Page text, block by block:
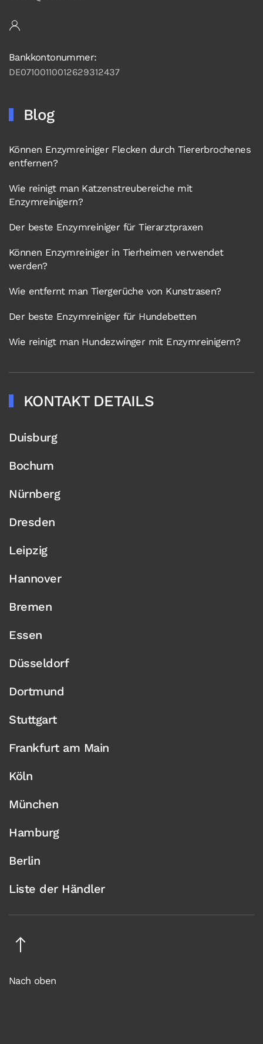
Bankkontonummer:
DE07100110012629312437
Blog
Können Enzymreiniger Flecken durch Tiererbrochenes
entfernen?
Wie reinigt man Katzenstreubereiche mit
Enzymreinigern?
Der beste Enzymreiniger für Tierarztpraxen
Können Enzymreiniger in Tierheimen verwendet
werden?
Wie entfernt man Tiergerüche von Kunstrasen?
Der beste Enzymreiniger für Hundebetten
Wie reinigt man Hundezwinger mit Enzymreinigern?
KONTAKT DETAILS
Duisburg
Bochum
Nürnberg
Dresden
Leipzig
Hannover
Bremen
Essen
Düsseldorf
Dortmund
Stuttgart
Frankfurt am Main
Köln
München
Hamburg
Berlin
Liste der Händler
Nach oben